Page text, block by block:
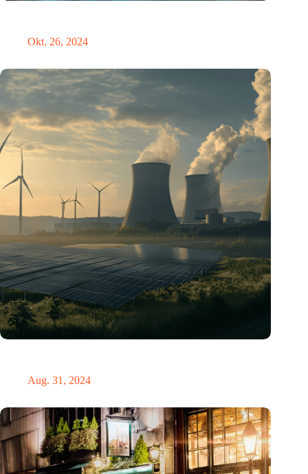
Okt. 26, 2024
Aug. 31, 2024